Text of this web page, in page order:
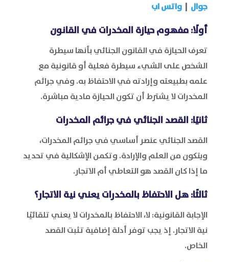
جوال | واتس اب
أولًا: مفهوم حيازة المخدرات في القانون
تعرف الحيازة في القانون الجنائي بأنها سيطرة
الشخص على الشيء سيطرة فعلية أو قانونية مع
علمه بطبيعته وإرادته في الاحتفاظ به. وفي جرائم
المخدرات لا يشترط أن تكون الحيازة مادية مباشرة.
ثانيًا: القصد الجنائي في جرائم المخدرات
القصد الجنائي عنصر أساسي في جرائم المخدرات،
ويتكون من العلم والإرادة. وتكمن الإشكالية في تحديد
ما إذا كان القصد هو التعاطي أم الاتجار.
ثالثًا: هل الاحتفاظ بالمخدرات يعني نية الاتجار؟
الإجابة القانونية: لا، الاحتفاظ بالمخدرات لا يعني تلقائيًا
نية الاتجار. إذ يجب توفر أدلة إضافية تثبت القصد
الخاص.